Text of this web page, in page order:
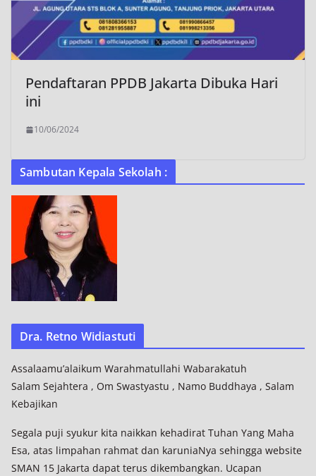
Pendaftaran PPDB Jakarta Dibuka Hari
ini
10/06/2024
Sambutan Kepala Sekolah :
Dra. Retno Widiastuti
Assalaamu’alaikum Warahmatullahi Wabarakatuh
Salam Sejahtera , Om Swastyastu , Namo Buddhaya , Salam
Kebajikan
Segala puji syukur kita naikkan kehadirat Tuhan Yang Maha
Esa, atas limpahan rahmat dan karuniaNya sehingga website
SMAN 15 Jakarta dapat terus dikembangkan. Ucapan